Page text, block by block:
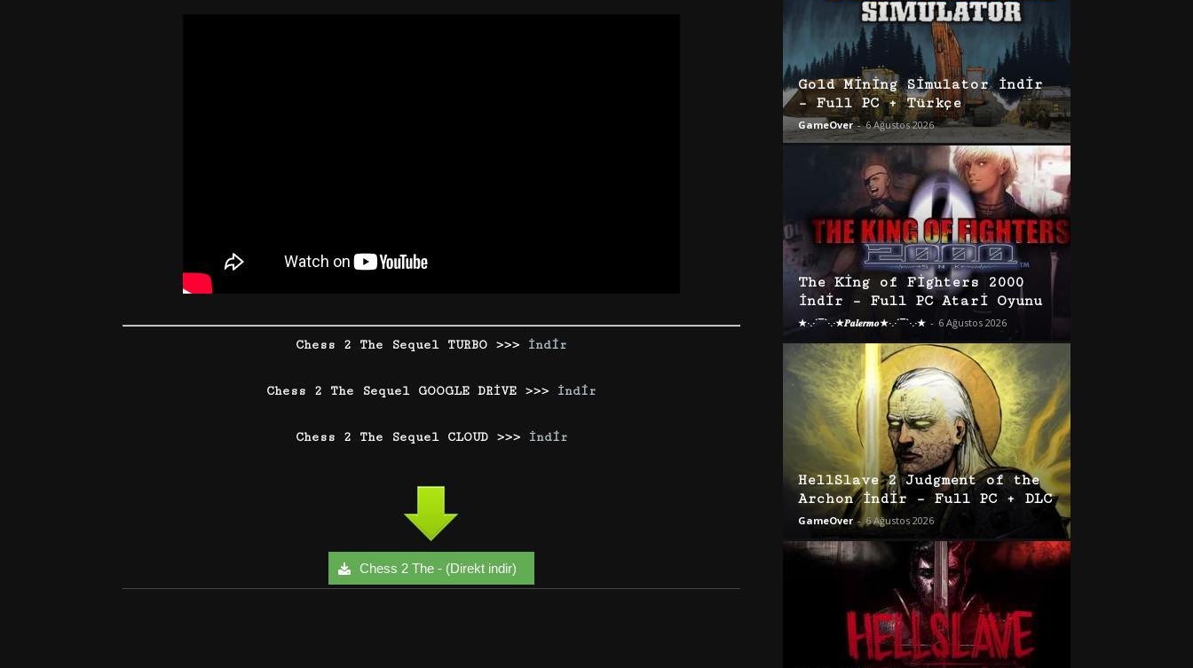
Chess 2 The Sequel TURBO >>> İndir
Chess 2 The Sequel GOOGLE DRİVE >>> İndir
Chess 2 The Sequel CLOUD >>> İndir
Chess 2 The - (Direkt indir)
Gold Mining Simulator İndir
– Full PC + Türkçe
GameOver - 6 Ağustos 2026
The King of Fighters 2000
İndir – Full PC Atari Oyunu
★·.·´¯`·.·★𝑷𝒂𝒍𝒆𝒓𝒎𝒐★·.·´¯`·.·★ - 6 Ağustos 2026
HellSlave 2 Judgment of the
Archon İndir – Full PC + DLC
GameOver - 6 Ağustos 2026